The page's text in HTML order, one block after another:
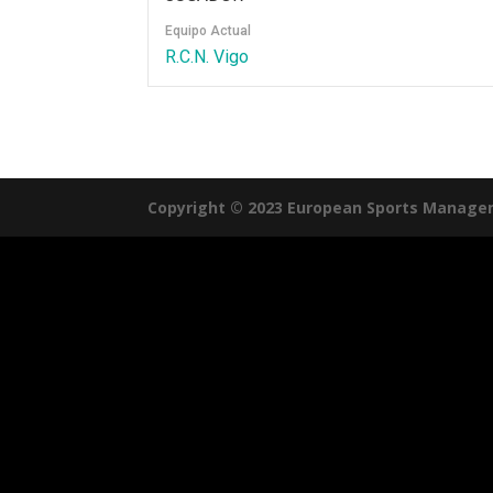
Equipo Actual
R.C.N. Vigo
Copyright © 2023 European Sports